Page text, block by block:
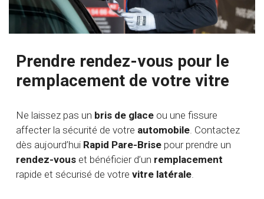
Prendre rendez-vous pour le
remplacement de votre vitre
Ne laissez pas un bris de glace ou une fissure
affecter la sécurité de votre automobile. Contactez
dès aujourd’hui Rapid Pare-Brise pour prendre un
rendez-vous et bénéficier d’un remplacement
rapide et sécurisé de votre vitre latérale.